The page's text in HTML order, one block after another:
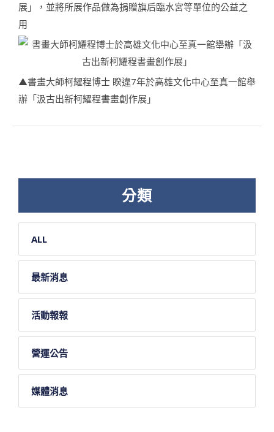
展」，並將所展作品做為捐贈旗后臨水宮等單位的公益之
用
▲書畫大師柯耀程博士 睽違7年於高雄文化中心至真一館舉
辦「汲古出新柯耀程書畫創作展」
分類
ALL
最新消息
活動報報
營運公告
媒體消息